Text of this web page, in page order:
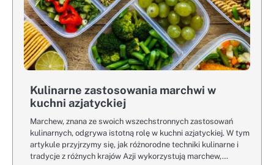
Kulinarne zastosowania marchwi w
kuchni azjatyckiej
Marchew, znana ze swoich wszechstronnych zastosowań
kulinarnych, odgrywa istotną rolę w kuchni azjatyckiej. W tym
artykule przyjrzymy się, jak różnorodne techniki kulinarne i
tradycje z różnych krajów Azji wykorzystują marchew,…